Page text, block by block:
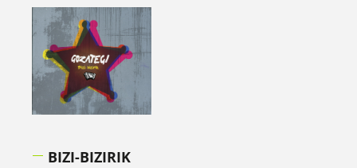
BIZI-BIZIRIK